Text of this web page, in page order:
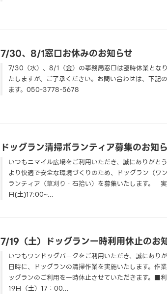
7/30、8/1窓口お休みのお知らせ
7/30（水）、8/1（金）の事務局窓口は臨時休業とな
たしますが、ご了承ください。お問い合わせは、下記
ます。050-3778-5678
ドッグラン清掃ボランティア募集のお知
いつもニマイル広場をご利用いただき、誠にありがとう
より快適で安全な環境づくりのため、ドッグラン（ワ
ランティア（草刈り・石拾い）を募集いたします。
日(土)17:00~...
7/19（土）ドッグラン一時利用休止のお
いつもワンドッグパークをご利用いただき、誠にあり
日時に、ドッグランの清掃作業を実施いたします。作
ッグランのご利用を一時休止させていただきます。■
19日（土）17：00...